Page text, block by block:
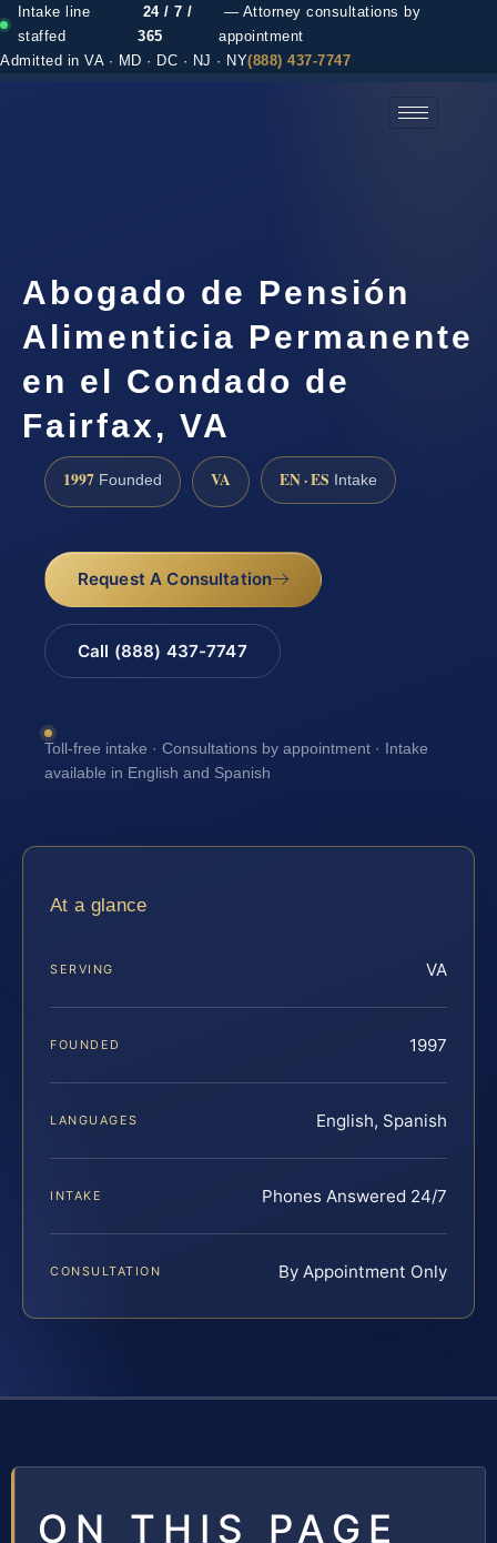
Intake line
staffed
24 / 7 /
365
— Attorney consultations by
appointment
Admitted in VA · MD · DC · NJ · NY(888) 437-7747
Abogado de Pensión
Alimenticia Permanente
en el Condado de
Fairfax, VA
1997 Founded VA EN · ES Intake
Request A Consultation
Call (888) 437-7747
Toll-free intake · Consultations by appointment · Intake
available in English and Spanish
At a glance
SERVING VA
FOUNDED 1997
LANGUAGES English, Spanish
INTAKE Phones Answered 24/7
CONSULTATION By Appointment Only
ON THIS PAGE